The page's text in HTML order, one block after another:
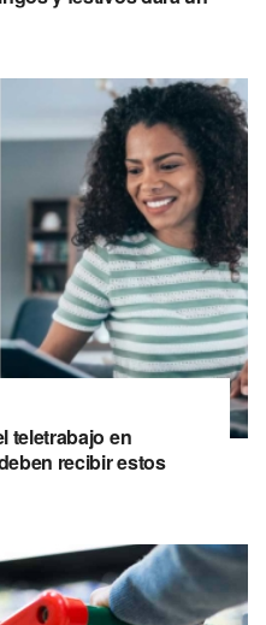
teletrabajo en
recibir estos